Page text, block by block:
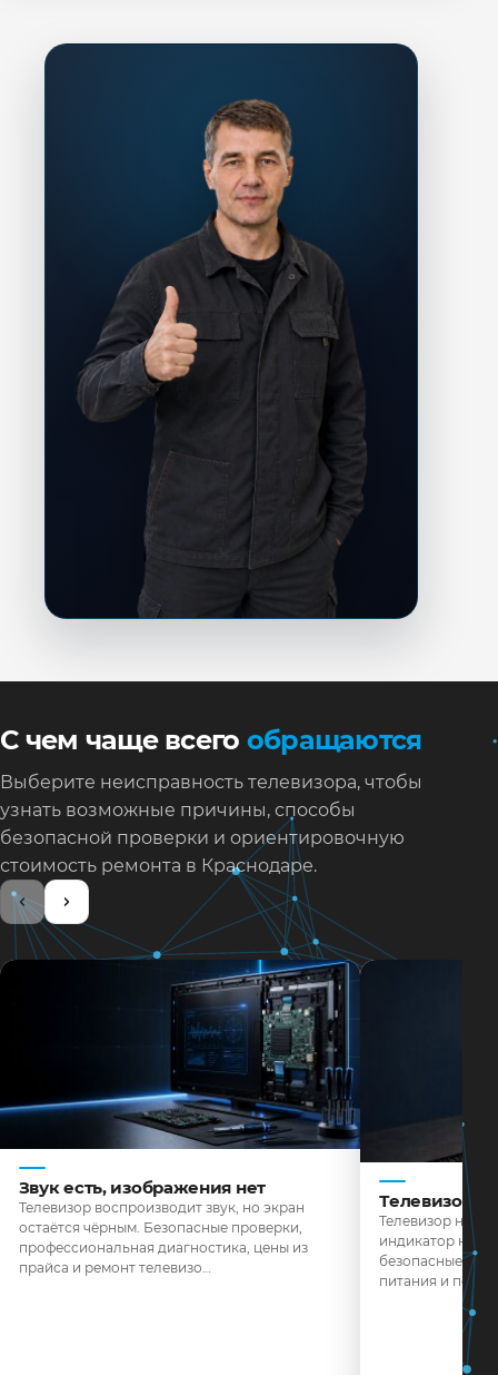
С чем чаще всего обращаются
Выберите неисправность телевизора, чтобы
узнать возможные причины, способы
безопасной проверки и ориентировочную
стоимость ремонта в Краснодаре.
Звук есть, изображения нет
Телевизор воспроизводит звук, но экран
остаётся чёрным. Безопасные проверки,
профессиональная диагностика, цены из
прайса и ремонт телевизо…
Телевизор
Телевизор не
индикатор не
безопасные
питания и